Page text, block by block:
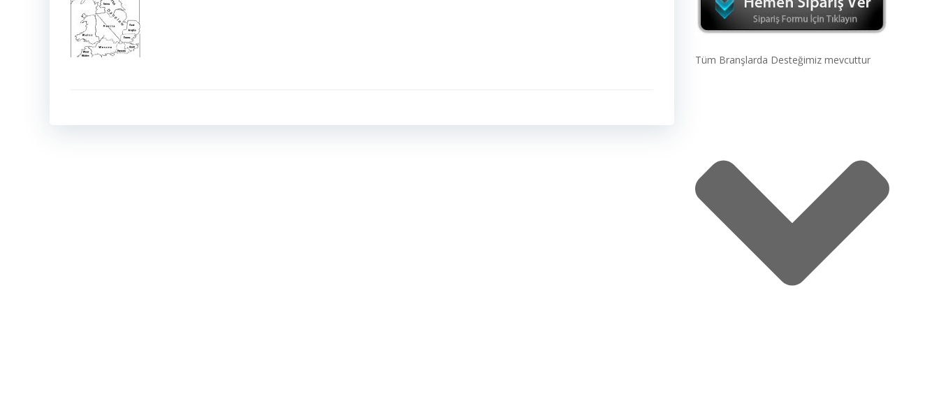
Tüm Branşlarda Desteğimiz mevcuttur